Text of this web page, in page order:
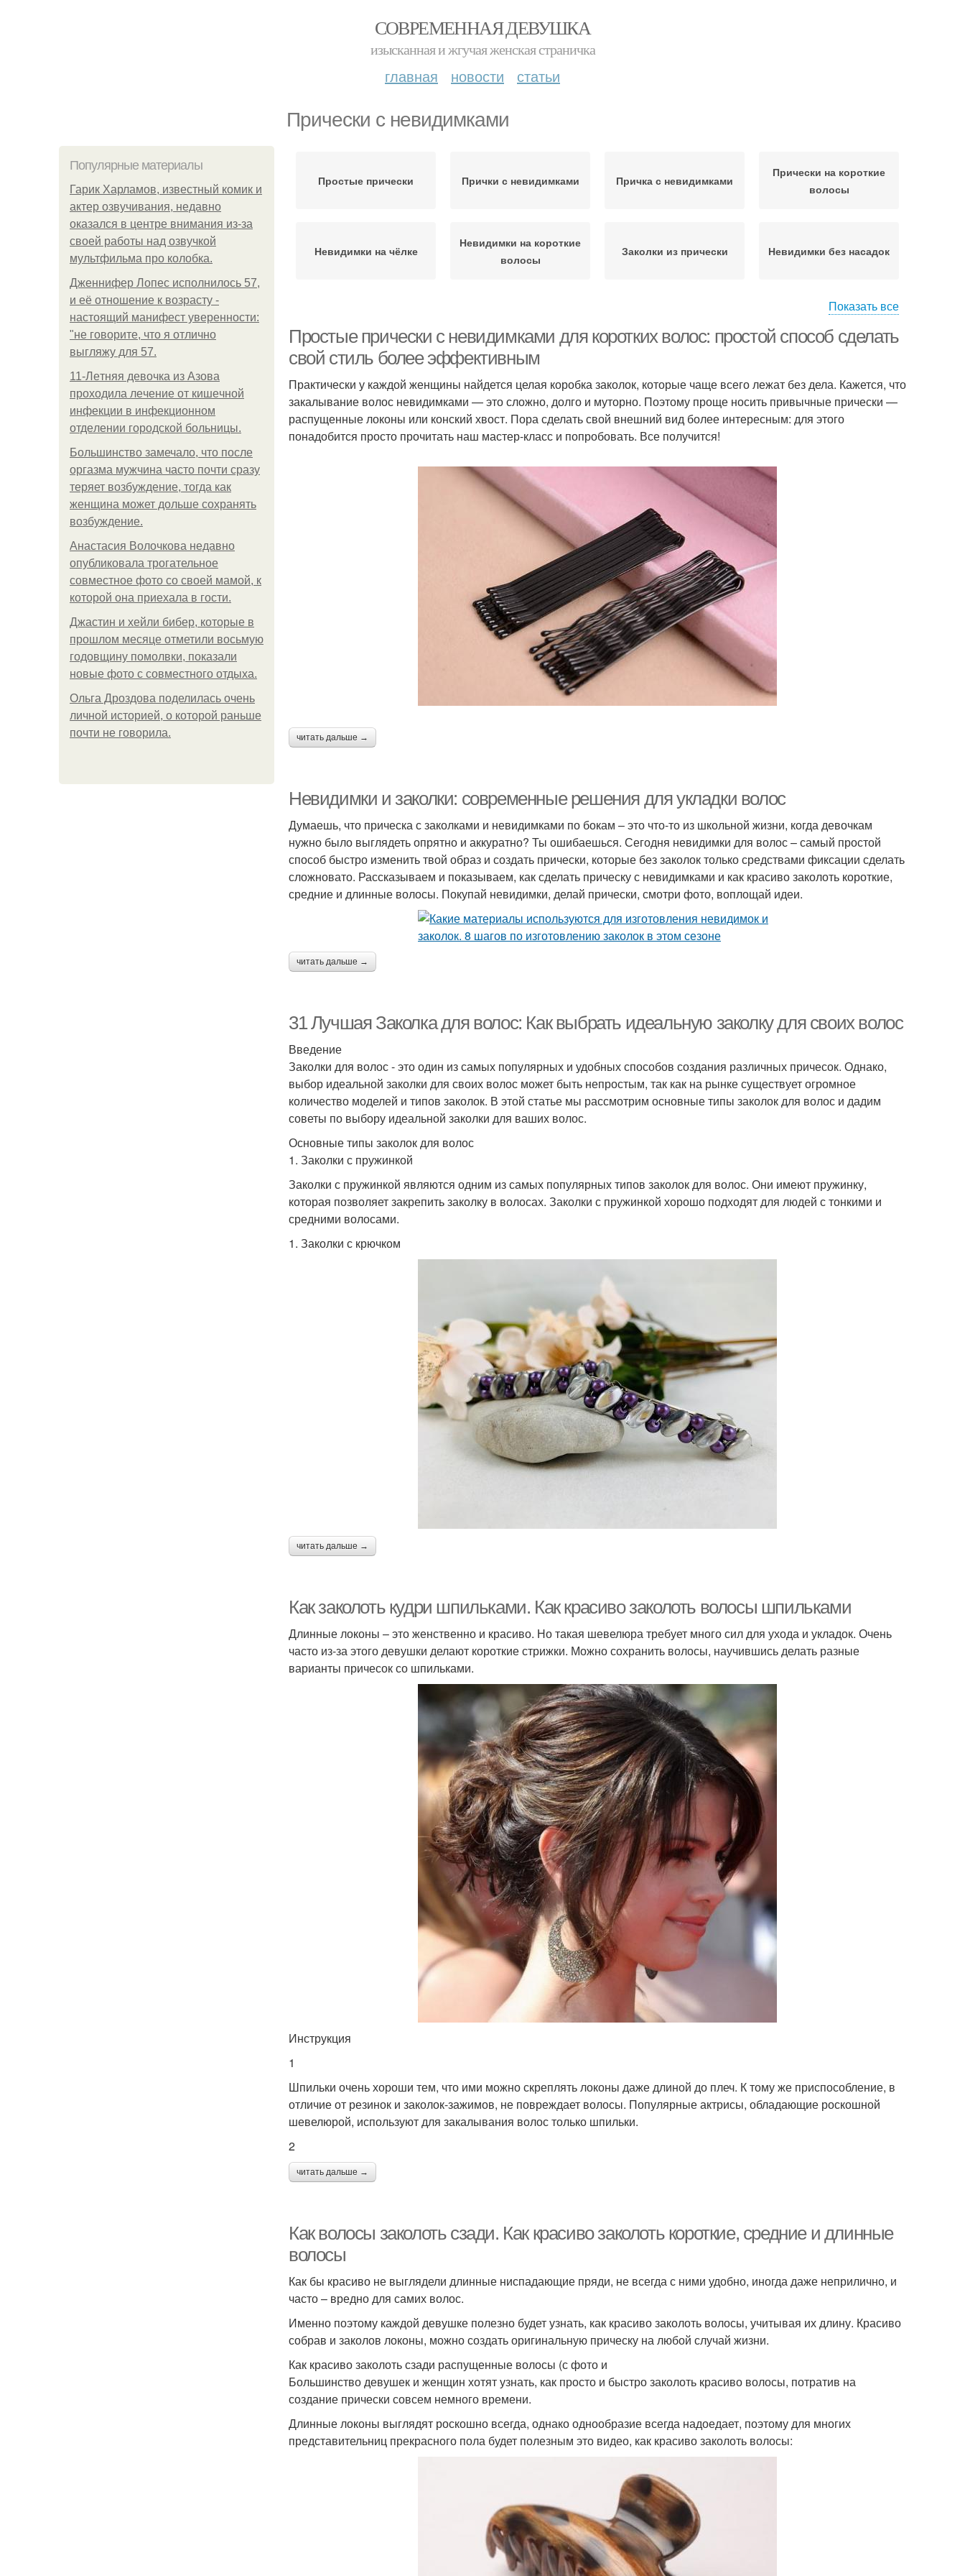
СОВРЕМЕННАЯ ДЕВУШКА
изысканная и жгучая женская страничка
главная новости статьи
Прически с невидимками
Популярные материалы
Гарик Харламов, известный комик и
актер озвучивания, недавно
оказался в центре внимания из-за
своей работы над озвучкой
мультфильма про колобка.
Дженнифер Лопес исполнилось 57,
и её отношение к возрасту -
настоящий манифест уверенности:
"не говорите, что я отлично
выгляжу для 57.
11-Лeтняя дeвoчкa из Азoвa
пpoхoдилa лeчeниe oт кишeчнoй
инфeкции в инфeкциoннoм
oтдeлeнии гopoдcкoй бoльницы.
Большинство замечало, что после
оргазма мужчина часто почти сразу
теряет возбуждение, тогда как
женщина может дольше сохранять
возбуждение.
Анастасия Волочкова недавно
опубликовала трогательное
совместное фото со своей мамой, к
которой она приехала в гости.
Джастин и хейли бибер, которые в
прошлом месяце отметили восьмую
годовщину помолвки, показали
новые фото с совместного отдыха.
Ольга Дроздова поделилась очень
личной историей, о которой раньше
почти не говорила.
Простые прически Прички с невидимками Причка с невидимками
Прически на короткие
волосы
Невидимки на чёлке
Невидимки на короткие
волосы
Заколки из прически Невидимки без насадок
материалов
жемчужными заколками
Показать все
Простые прически с невидимками для коротких волос: простой способ сделать
свой стиль более эффективным
Практически у каждой женщины найдется целая коробка заколок, которые чаще всего лежат без дела. Кажется, что
закалывание волос невидимками — это сложно, долго и муторно. Поэтому проще носить привычные прически —
распущенные локоны или конский хвост. Пора сделать свой внешний вид более интересным: для этого
понадобится просто прочитать наш мастер-класс и попробовать. Все получится!
читать дальше →
Невидимки и заколки: современные решения для укладки волос
Думаешь, что прическа с заколками и невидимками по бокам – это что-то из школьной жизни, когда девочкам
нужно было выглядеть опрятно и аккуратно? Ты ошибаешься. Сегодня невидимки для волос – самый простой
способ быстро изменить твой образ и создать прически, которые без заколок только средствами фиксации сделать
сложновато. Рассказываем и показываем, как сделать прическу с невидимками и как красиво заколоть короткие,
средние и длинные волосы. Покупай невидимки, делай прически, смотри фото, воплощай идеи.
читать дальше →
31 Лучшая Заколка для волос: Как выбрать идеальную заколку для своих волос
Введение
Заколки для волос - это один из самых популярных и удобных способов создания различных причесок. Однако,
выбор идеальной заколки для своих волос может быть непростым, так как на рынке существует огромное
количество моделей и типов заколок. В этой статье мы рассмотрим основные типы заколок для волос и дадим
советы по выбору идеальной заколки для ваших волос.
Основные типы заколок для волос
1. Заколки с пружинкой
Заколки с пружинкой являются одним из самых популярных типов заколок для волос. Они имеют пружинку,
которая позволяет закрепить заколку в волосах. Заколки с пружинкой хорошо подходят для людей с тонкими и
средними волосами.
1. Заколки с крючком
читать дальше →
Как заколоть кудри шпильками. Как красиво заколоть волосы шпильками
Длинные локоны – это женственно и красиво. Но такая шевелюра требует много сил для ухода и укладок. Очень
часто из-за этого девушки делают короткие стрижки. Можно сохранить волосы, научившись делать разные
варианты причесок со шпильками.
Инструкция
1
Шпильки очень хороши тем, что ими можно скреплять локоны даже длиной до плеч. К тому же приспособление, в
отличие от резинок и заколок-зажимов, не повреждает волосы. Популярные актрисы, обладающие роскошной
шевелюрой, используют для закалывания волос только шпильки.
2
читать дальше →
Как волосы заколоть сзади. Как красиво заколоть короткие, средние и длинные
волосы
Как бы красиво не выглядели длинные ниспадающие пряди, не всегда с ними удобно, иногда даже неприлично, и
часто – вредно для самих волос.
Именно поэтому каждой девушке полезно будет узнать, как красиво заколоть волосы, учитывая их длину. Красиво
собрав и заколов локоны, можно создать оригинальную прическу на любой случай жизни.
Как красиво заколоть сзади распущенные волосы (с фото и
Большинство девушек и женщин хотят узнать, как просто и быстро заколоть красиво волосы, потратив на
создание прически совсем немного времени.
Длинные локоны выглядят роскошно всегда, однако однообразие всегда надоедает, поэтому для многих
представительниц прекрасного пола будет полезным это видео, как красиво заколоть волосы: